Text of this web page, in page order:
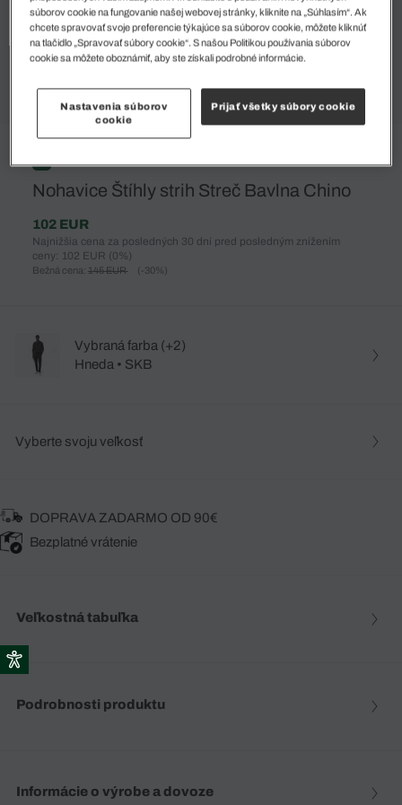
%
Nohavice Štíhly strih Streč Bavlna Chino
102 EUR
Najnižšia cena za posledných 30 dní pred posledným znížením
ceny: 102 EUR (0%)
Bežná cena: 145 EUR (-30%)
Vybraná farba (+2)
Hneda • SKB
Vyberte svoju veľkosť
DOPRAVA ZADARMO OD 90€
Bezplatné vrátenie
Veľkostná tabuľka
Podrobnosti produktu
Informácie o výrobe a dovoze
súborov cookie na fungovanie našej webovej stránky, kliknite na „Súhlasím“. Ak
chcete spravovať svoje preferencie týkajúce sa súborov cookie, môžete kliknúť
na tlačidlo „Spravovať súbory cookie“. S našou Politikou používania súborov
cookie sa môžete oboznámiť, aby ste získali podrobné informácie.
Nastavenia súborov
cookie
Prijať všetky súbory cookie